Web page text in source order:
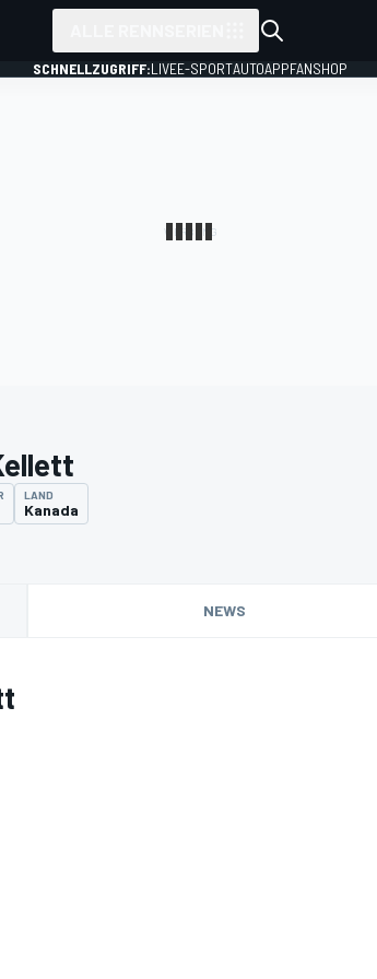
SCHNELLZUGRIFF:LIVEE-SPORTAUTOAPPFANSHOP
LAND
Kanada
NEWS